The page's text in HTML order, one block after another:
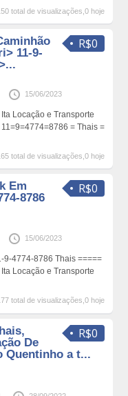
total de visualizações,0 hoje
R$0
11-9-
15/06/2023
Locação e Transporte
= Thais =
total de visualizações,0 hoje
R$0
Em
8786
15/06/2023
9-4774-8786 Thais =====
Locação e Transporte
total de visualizações,0 hoje
R$0
De
Quentinho a t...